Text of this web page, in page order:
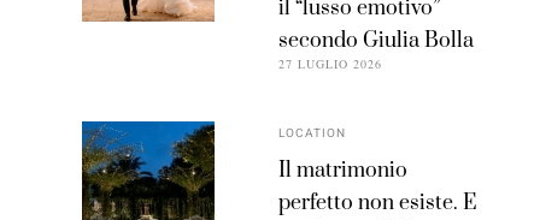
il “lusso emotivo”
secondo Giulia Bolla
27 LUGLIO 2026
LOCATION
Il matrimonio
perfetto non esiste. E